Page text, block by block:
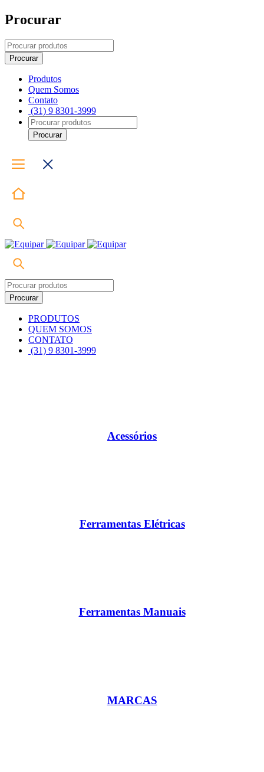
Procurar
Produtos
Quem Somos
Contato
(31) 9 8301-3999
PRODUTOS
QUEM SOMOS
CONTATO
(31) 9 8301-3999
Acessórios
Ferramentas Elétricas
Ferramentas Manuais
MARCAS